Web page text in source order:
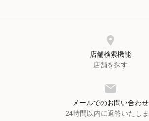
店舗検索機能
店舗を探す
メールでのお問い合わせ
24時間以内に返答いたし